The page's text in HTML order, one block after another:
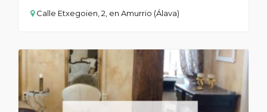
Calle Etxegoien, 2, en Amurrio (Álava)